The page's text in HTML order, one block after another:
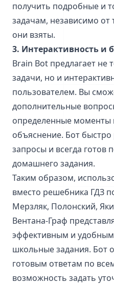
получить подробные и
задачам, независимо от
они взяты.
3. Интерактивность и
Brain Bot предлагает не
задачи, но и
пользователем. Вы
дополнительные
определенные моменты
объяснение. Бот
запросы и всегда
домашнего задания.
Таким образом,
вместо решебника ГДЗ
Мерзляк, Полонский,
Вентана-Граф
эффективным и
школьные задания. Бот
готовым ответам по
возможность задать